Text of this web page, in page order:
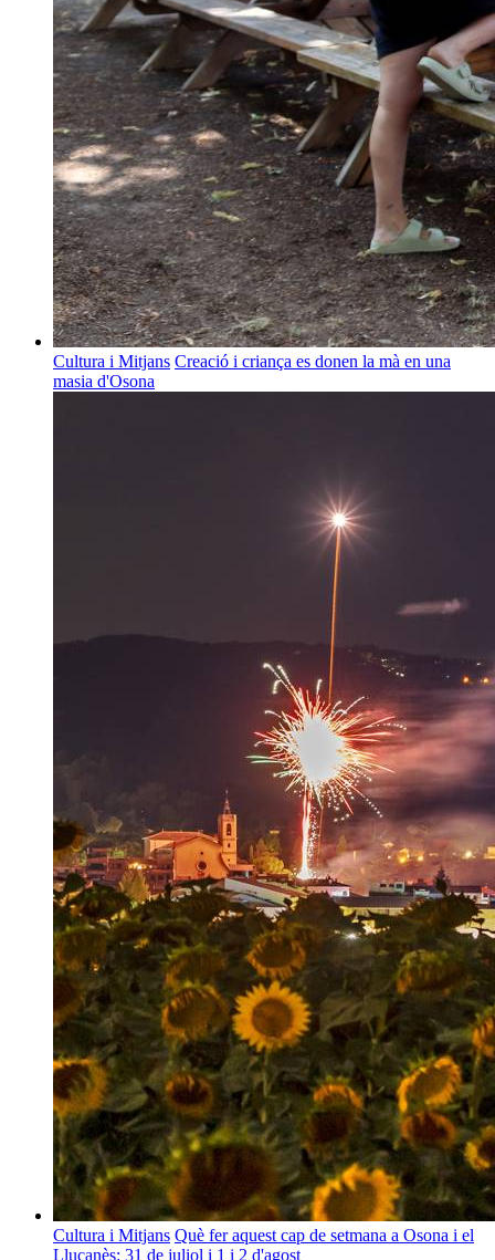
Cultura i Mitjans Creació i criança es donen la mà en una
masia d'Osona
Cultura i Mitjans Què fer aquest cap de setmana a Osona i el
Lluçanès: 31 de juliol i 1 i 2 d'agost